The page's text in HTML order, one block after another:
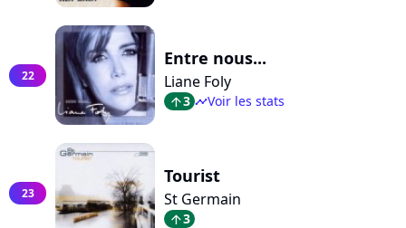
22
Entre nous...
Liane Foly
arrow_top3 timelineVoir les stats
23
Tourist
St Germain
arrow_top3